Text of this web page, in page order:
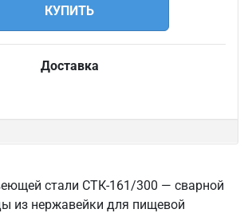
КУПИТЬ
Доставка
стали СТК-161/300 — сварной
из нержавейки для пищевой